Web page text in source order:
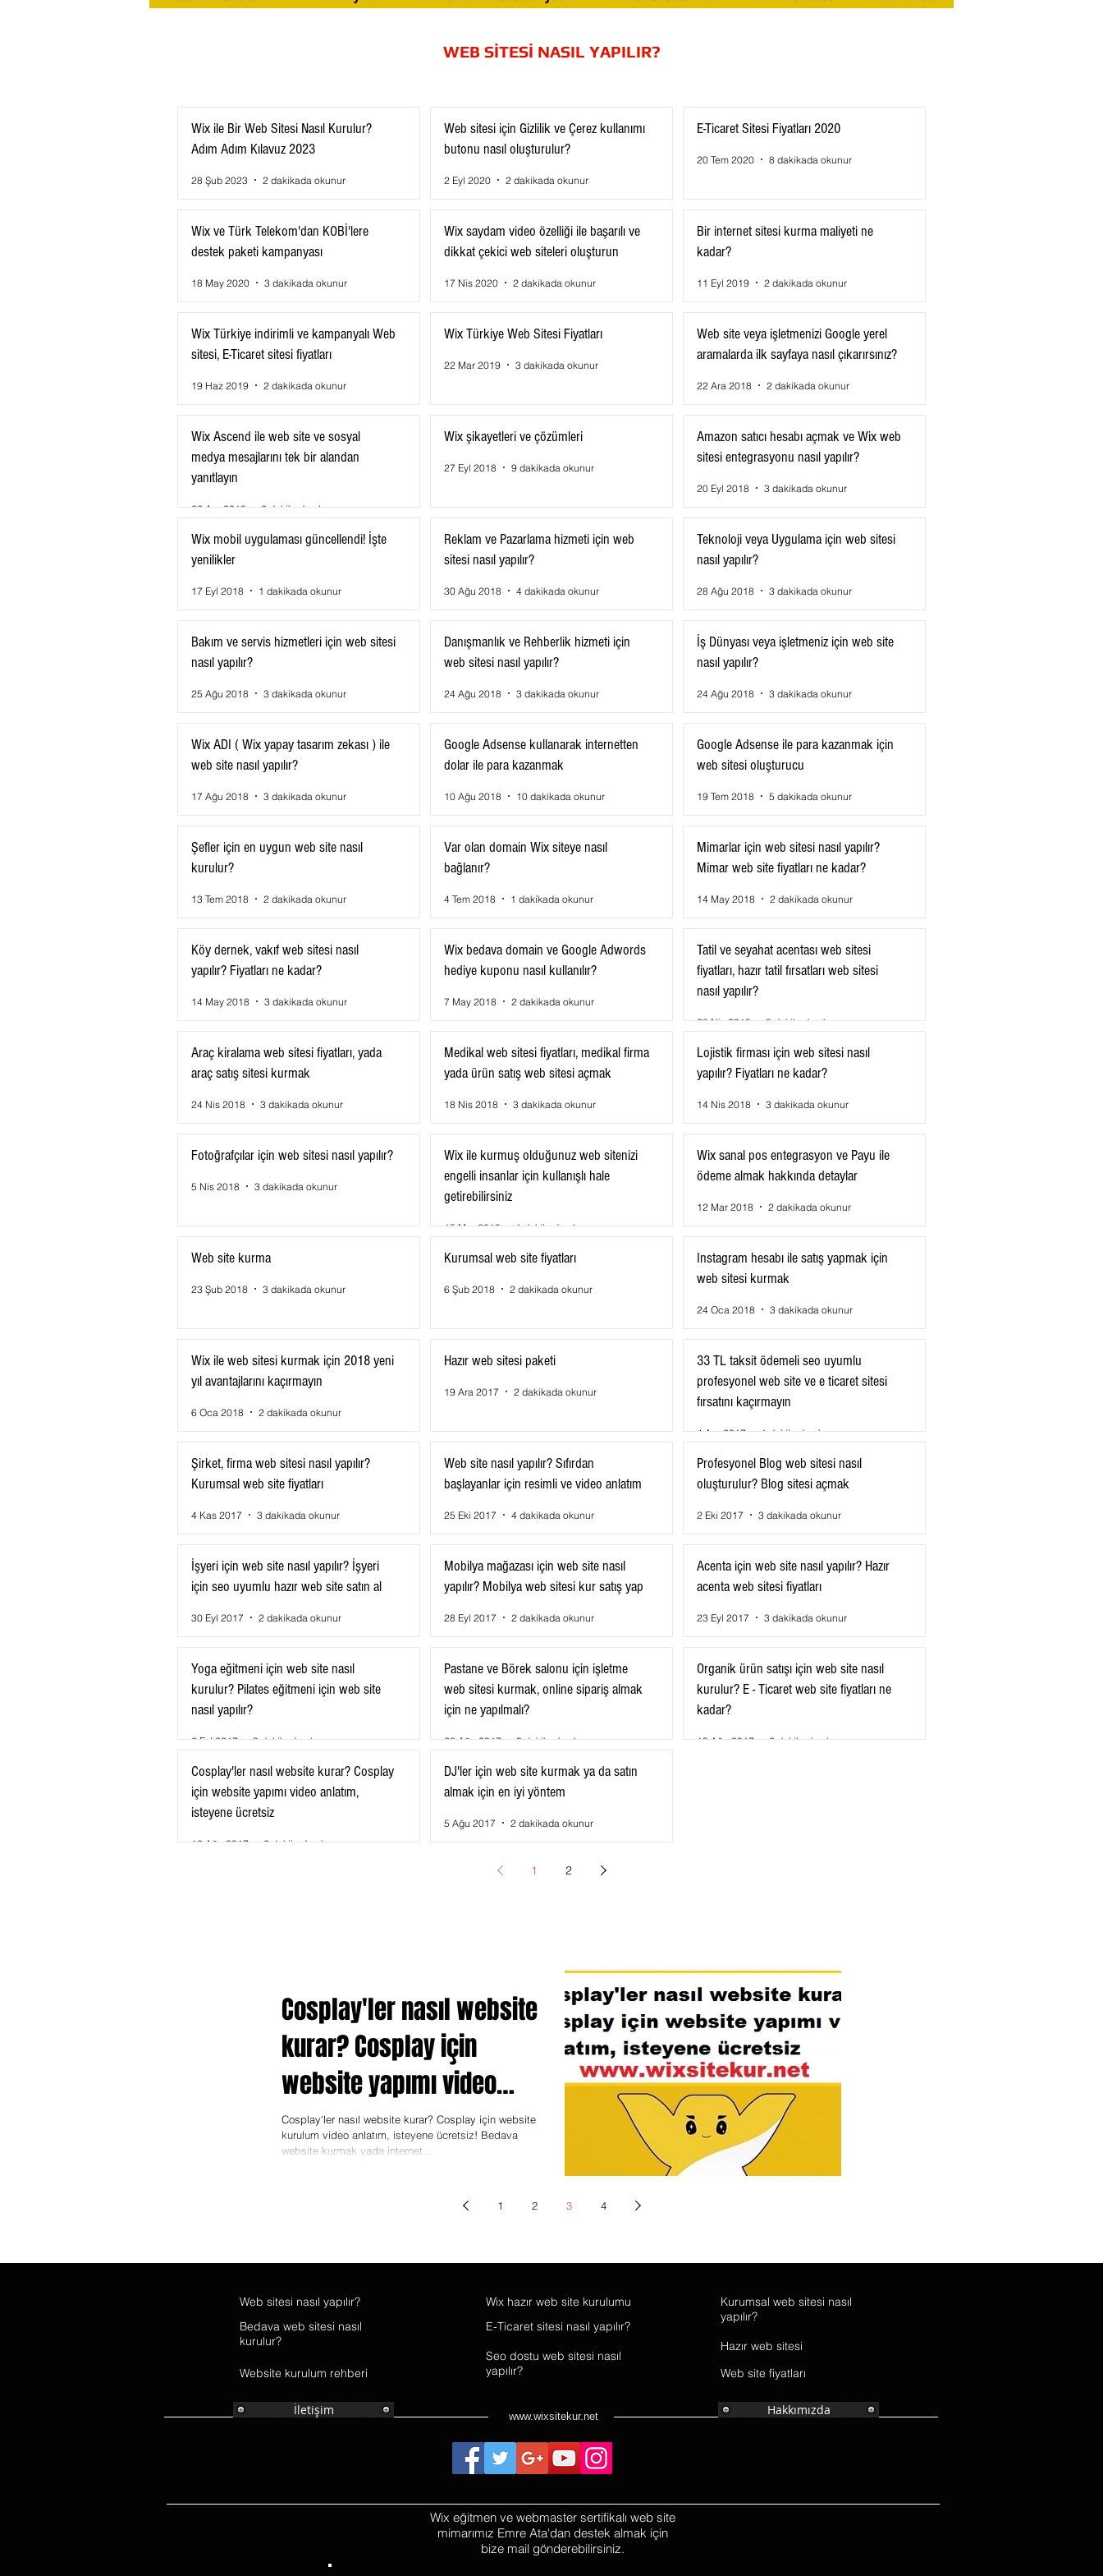
WEB SİTESİ NASIL YAPILIR?
Wix ile Bir Web Sitesi Nasıl Kurulur?
Adım Adım Kılavuz 2023
28 Şub 2023 2 dakikada okunur
Web sitesi için Gizlilik ve Çerez kullanımı
butonu nasıl oluşturulur?
2 Eyl 2020 2 dakikada okunur
E-Ticaret Sitesi Fiyatları 2020
20 Tem 2020 8 dakikada okunur
Wix ve Türk Telekom'dan KOBİ'lere
destek paketi kampanyası
18 May 2020 3 dakikada okunur
Wix saydam video özelliği ile başarılı ve
dikkat çekici web siteleri oluşturun
17 Nis 2020 2 dakikada okunur
Bir internet sitesi kurma maliyeti ne
kadar?
11 Eyl 2019 2 dakikada okunur
Wix Türkiye indirimli ve kampanyalı Web
sitesi, E-Ticaret sitesi fiyatları
19 Haz 2019 2 dakikada okunur
Wix Türkiye Web Sitesi Fiyatları
22 Mar 2019 3 dakikada okunur
Web site veya işletmenizi Google yerel
aramalarda ilk sayfaya nasıl çıkarırsınız?
22 Ara 2018 2 dakikada okunur
Wix Ascend ile web site ve sosyal
medya mesajlarını tek bir alandan
yanıtlayın
22 Ara 2018 2 dakikada okunur
Wix şikayetleri ve çözümleri
27 Eyl 2018 9 dakikada okunur
Amazon satıcı hesabı açmak ve Wix web
sitesi entegrasyonu nasıl yapılır?
20 Eyl 2018 3 dakikada okunur
Wix mobil uygulaması güncellendi! İşte
yenilikler
17 Eyl 2018 1 dakikada okunur
Reklam ve Pazarlama hizmeti için web
sitesi nasıl yapılır?
30 Ağu 2018 4 dakikada okunur
Teknoloji veya Uygulama için web sitesi
nasıl yapılır?
28 Ağu 2018 3 dakikada okunur
Bakım ve servis hizmetleri için web sitesi
nasıl yapılır?
25 Ağu 2018 3 dakikada okunur
Danışmanlık ve Rehberlik hizmeti için
web sitesi nasıl yapılır?
24 Ağu 2018 3 dakikada okunur
İş Dünyası veya işletmeniz için web site
nasıl yapılır?
24 Ağu 2018 3 dakikada okunur
Wix ADI ( Wix yapay tasarım zekası ) ile
web site nasıl yapılır?
17 Ağu 2018 3 dakikada okunur
Google Adsense kullanarak internetten
dolar ile para kazanmak
10 Ağu 2018 10 dakikada okunur
Google Adsense ile para kazanmak için
web sitesi oluşturucu
19 Tem 2018 5 dakikada okunur
Şefler için en uygun web site nasıl
kurulur?
13 Tem 2018 2 dakikada okunur
Var olan domain Wix siteye nasıl
bağlanır?
4 Tem 2018 1 dakikada okunur
Mimarlar için web sitesi nasıl yapılır?
Mimar web site fiyatları ne kadar?
14 May 2018 2 dakikada okunur
Köy dernek, vakıf web sitesi nasıl
yapılır? Fiyatları ne kadar?
14 May 2018 3 dakikada okunur
Wix bedava domain ve Google Adwords
hediye kuponu nasıl kullanılır?
7 May 2018 2 dakikada okunur
Tatil ve seyahat acentası web sitesi
fiyatları, hazır tatil fırsatları web sitesi
nasıl yapılır?
28 Nis 2018 3 dakikada okunur
Araç kiralama web sitesi fiyatları, yada
araç satış sitesi kurmak
24 Nis 2018 3 dakikada okunur
Medikal web sitesi fiyatları, medikal firma
yada ürün satış web sitesi açmak
18 Nis 2018 3 dakikada okunur
Lojistik firması için web sitesi nasıl
yapılır? Fiyatları ne kadar?
14 Nis 2018 3 dakikada okunur
Fotoğrafçılar için web sitesi nasıl yapılır?
5 Nis 2018 3 dakikada okunur
Wix ile kurmuş olduğunuz web sitenizi
engelli insanlar için kullanışlı hale
getirebilirsiniz
15 Mar 2018 1 dakikada okunur
Wix sanal pos entegrasyon ve Payu ile
ödeme almak hakkında detaylar
12 Mar 2018 2 dakikada okunur
Web site kurma
23 Şub 2018 3 dakikada okunur
Kurumsal web site fiyatları
6 Şub 2018 2 dakikada okunur
Instagram hesabı ile satış yapmak için
web sitesi kurmak
24 Oca 2018 3 dakikada okunur
Wix ile web sitesi kurmak için 2018 yeni
yıl avantajlarını kaçırmayın
6 Oca 2018 2 dakikada okunur
Hazır web sitesi paketi
19 Ara 2017 2 dakikada okunur
33 TL taksit ödemeli seo uyumlu
profesyonel web site ve e ticaret sitesi
fırsatını kaçırmayın
4 Ara 2017 1 dakikada okunur
Şirket, firma web sitesi nasıl yapılır?
Kurumsal web site fiyatları
4 Kas 2017 3 dakikada okunur
Web site nasıl yapılır? Sıfırdan
başlayanlar için resimli ve video anlatım
25 Eki 2017 4 dakikada okunur
Profesyonel Blog web sitesi nasıl
oluşturulur? Blog sitesi açmak
2 Eki 2017 3 dakikada okunur
İşyeri için web site nasıl yapılır? İşyeri
için seo uyumlu hazır web site satın al
30 Eyl 2017 2 dakikada okunur
Mobilya mağazası için web site nasıl
yapılır? Mobilya web sitesi kur satış yap
28 Eyl 2017 2 dakikada okunur
Acenta için web site nasıl yapılır? Hazır
acenta web sitesi fiyatları
23 Eyl 2017 3 dakikada okunur
Yoga eğitmeni için web site nasıl
kurulur? Pilates eğitmeni için web site
nasıl yapılır?
2 Eyl 2017 3 dakikada okunur
Pastane ve Börek salonu için işletme
web sitesi kurmak, online sipariş almak
için ne yapılmalı?
28 Ağu 2017 3 dakikada okunur
Organik ürün satışı için web site nasıl
kurulur? E - Ticaret web site fiyatları ne
kadar?
19 Ağu 2017 2 dakikada okunur
Cosplay'ler nasıl website kurar? Cosplay
için website yapımı video anlatım,
isteyene ücretsiz
16 Ağu 2017 2 dakikada okunur
DJ'ler için web site kurmak ya da satın
almak için en iyi yöntem
5 Ağu 2017 2 dakikada okunur
1 2
Cosplay'ler nasıl website
kurar? Cosplay için
website yapımı video
anlatım, isteyene ücretsiz
Cosplay'ler nasıl website kurar? Cosplay için website
kurulum video anlatım, isteyene ücretsiz! Bedava
website kurmak yada internet...
1 2 3 4
Web sitesi nasıl yapılır?
Bedava web sitesi nasıl
kurulur?
Website kurulum rehberi
Wix hazır web site kurulumu
E-Ticaret sitesi nasıl yapılır?
Seo dostu web sitesi nasıl
yapılır?
Kurumsal web sitesi nasıl
yapılır?
Hazır web sitesi
Web site fiyatları
İletişim www.wixsitekur.net Hakkımızda
Wix eğitmen ve webmaster sertifikalı web site
mimarımız Emre Ata'dan destek almak için
bize mail gönderebilirsiniz.